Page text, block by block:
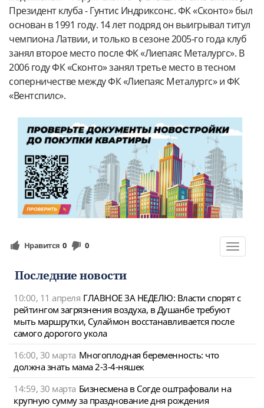
Президент клуба - Гунтис Индриксонс. ФК «Сконто» был
основан в 1991 году. 14 лет подряд он выигрывал титул
чемпиона Латвии, и только в сезоне 2005-го года клуб
занял второе место после ФК «Лиепаяс Металургс». В
2006 году ФК «Сконто» занял третье место в тесном
соперничестве между ФК «Лиепаяс Металургс» и ФК
«Вентспилс».
Toggle
Нравится 0 0
Последние новости
10:00, 11 апреля ГЛАВНОЕ ЗА НЕДЕЛЮ: Власти спорят с
рейтингом загрязнения воздуха, в Душанбе требуют
мыть маршрутки, Сулаймон восстанавливается после
самого дорогого укола
16:00, 30 марта Многоплодная беременность: что
должна знать мама 2-3-4-няшек
14:59, 30 марта Бизнесмена в Согде оштрафовали на
крупную сумму за празднование дня рождения